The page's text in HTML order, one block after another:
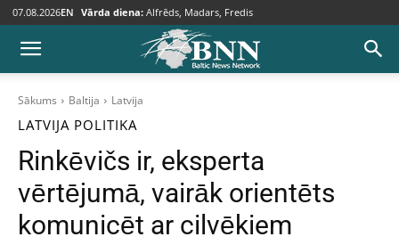
07.08.2026EN Vārda diena: Alfrēds, Madars, Fredis
Sākums Baltija Latvija
LATVIJA POLITIKA
Rinkēvičs ir, eksperta
vērtējumā, vairāk orientēts
komunicēt ar cilvēkiem